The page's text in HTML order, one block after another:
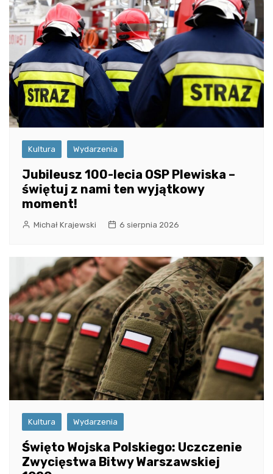
Kultura Wydarzenia
Jubileusz 100-lecia OSP Plewiska –
świętuj z nami ten wyjątkowy
moment!
Michał Krajewski 6 sierpnia 2026
Kultura Wydarzenia
Święto Wojska Polskiego: Uczczenie
Zwycięstwa Bitwy Warszawskiej